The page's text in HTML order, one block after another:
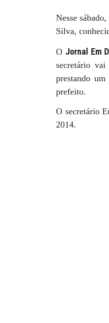
Nesse
Silva,
O Jornal Em
secretário
prestando
prefeito.
O secretário
2014.